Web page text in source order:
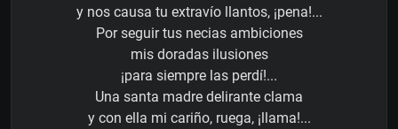
y nos causa tu extravío llantos, ¡pena!...
Por seguir tus necias ambiciones
mis doradas ilusiones
¡para siempre las perdí!...
Una santa madre delirante clama
y con ella mi cariño, ruega, ¡llama!...